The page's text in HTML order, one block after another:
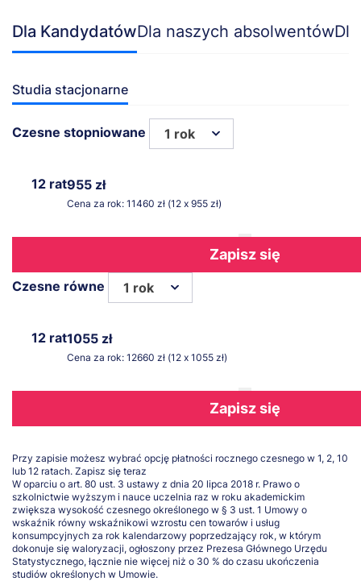
Dla KandydatówDla naszych absolwentów
Studia stacjonarne
Czesne stopniowane 1 rok
12 rat955 zł
Cena za rok: 11460 zł (12 x 955 zł)
Zapisz się
Czesne równe 1 rok
12 rat1055 zł
Cena za rok: 12660 zł (12 x 1055 zł)
Zapisz się
Przy zapisie możesz wybrać opcję płatności rocznego czesnego w 1, 2, 10
lub 12 ratach. Zapisz się teraz
W oparciu o art. 80 ust. 3 ustawy z dnia 20 lipca 2018 r. Prawo o
szkolnictwie wyższym i nauce uczelnia raz w roku akademickim
zwiększa wysokość czesnego określonego w § 3 ust. 1 Umowy o
wskaźnik równy wskaźnikowi wzrostu cen towarów i usług
konsumpcyjnych za rok kalendarzowy poprzedzający rok, w którym
dokonuje się waloryzacji, ogłoszony przez Prezesa Głównego Urzędu
Statystycznego, łącznie nie więcej niż o 30 % do czasu ukończenia
studiów określonych w Umowie.